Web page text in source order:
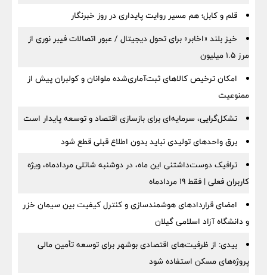
قلم و کابل؛ هم مسیر روایت پایداری در روز خبرنگار
خیز بلند «اخابر» برای تحول دیجیتال / عبور اتصالات فیبر نوری از
مرز ۱.۵ میلیون
امکان ترخیص کالاهای ثبت‌آماری‌شده ملوانان و کولبران پیش از
ممنوعیت
تشکل‌گرایی، سرمایه‌ای برای بازسازی اقتصاد و توسعه پایدار است
برق واحدهای تولیدی نباید بدون اطلاع قبلی قطع شود
ترافیک دوست‌داشتنی این ماه، در دوشنبه شاتلی مردادماه، ویژه
کاربران فعلی | فقط ۱۹ مردادماه
امضای قراردادهای هوشمندسازی و کنترل کیفیت بین سیمان خزر
و دانشگاه آزاد اسلامی گیلان
بیدی: از ظرفیت‌های اقتصادی بوشهر برای توسعه تأمین مالی
پروژه‌های مسکن استفاده شود